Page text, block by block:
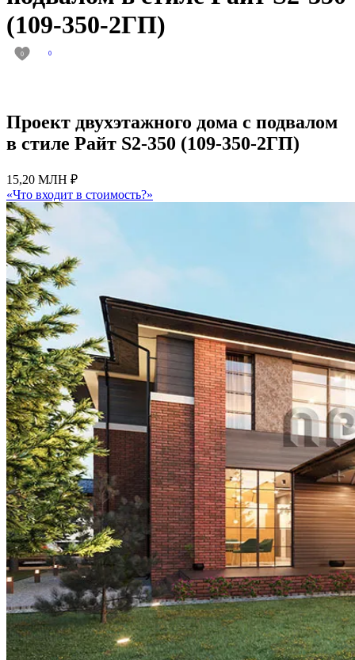
(109-350-2ГП)
0 0
Проект двухэтажного дома с подвалом
в стиле Райт S2-350 (109-350-2ГП)
15,20 МЛН ₽
«Что входит в стоимость?»